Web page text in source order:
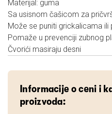
Materijal: guma
Sa usisnom čašicom za
Može se puniti grickalicama
Pomaže u prevenciji zubnog
Čvorići masiraju desni
Informacije o ceni i
proizvoda: